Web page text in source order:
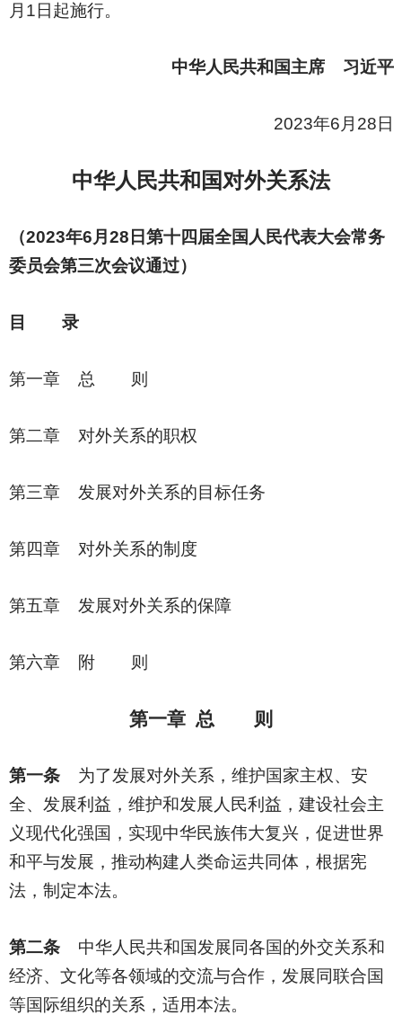
月1日起施行。
中华人民共和国主席 习近平
2023年6月28日
中华人民共和国对外关系法
（2023年6月28日第十四届全国人民代表大会常务
委员会第三次会议通过）
目 录
第一章 总 则
第二章 对外关系的职权
第三章 发展对外关系的目标任务
第四章 对外关系的制度
第五章 发展对外关系的保障
第六章 附 则
第一章 总 则
第一条 为了发展对外关系，维护国家主权、安
全、发展利益，维护和发展人民利益，建设社会主
义现代化强国，实现中华民族伟大复兴，促进世界
和平与发展，推动构建人类命运共同体，根据宪
法，制定本法。
第二条 中华人民共和国发展同各国的外交关系和
经济、文化等各领域的交流与合作，发展同联合国
等国际组织的关系，适用本法。